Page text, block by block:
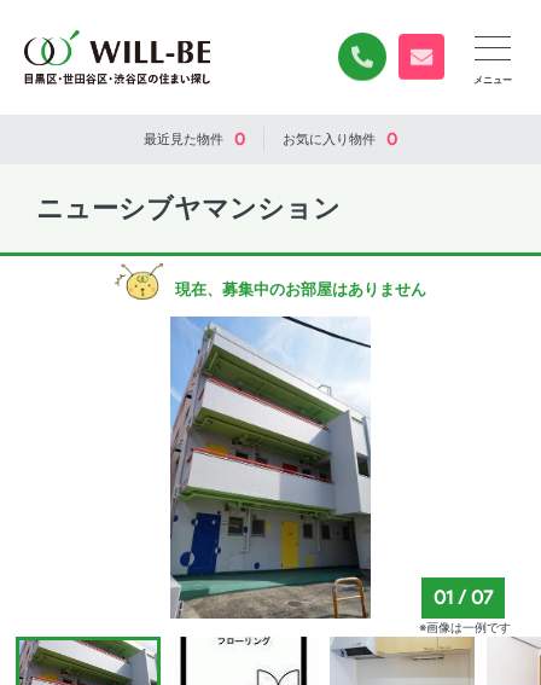
0120-840-834
無料お問い合
最近見た物件 0 お気に入り物件 0
ニューシブヤマンション
現在、募集中のお部屋はありません
01 /07
※画像は一例です